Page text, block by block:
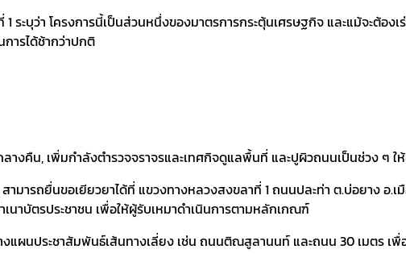
ว่า โครงการนี้เป็นส่วนหนึ่งของมาตรการกระตุ้นเศรษฐกิจ และแม้จะต้องเร่
ารได้ช้ากว่าปกติ
คืน, เพิ่มกำลังตำรวจจราจรและเทศกิจดูแลพื้นที่ และปูผิวถนนเป็นช่วง ๆ ใ
มารถยื่นขอเยียวยาได้ที่ แขวงทางหลวงสงขลาที่ 1 ถนนปละท่า ต.บ่อยาง อ.
นาบัตรประชาชน เพื่อให้ผู้รับเหมาดำเนินการตามหลักเกณฑ์
แผนประชาสัมพันธ์เส้นทางเลี่ยง เช่น ถนนติณสูลานนท์ และถนน 30 เมตร